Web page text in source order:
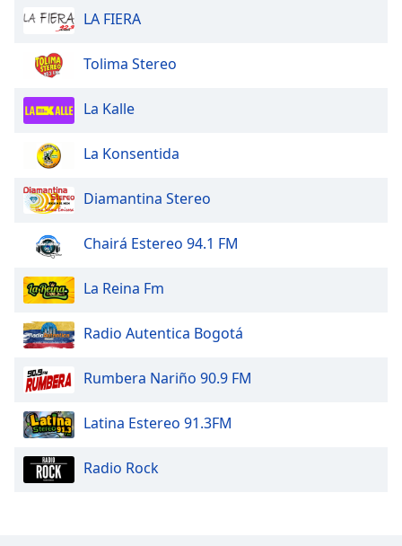
window.
Escape
cancel
window.
Background
Opacity
LA FIERA
Tolima Stereo
La Kalle
La Konsentida
Diamantina Stereo
Chairá Estereo 94.1 FM
La Reina Fm
Radio Autentica Bogotá
Rumbera Nariño 90.9 FM
Latina Estereo 91.3FM
Radio Rock